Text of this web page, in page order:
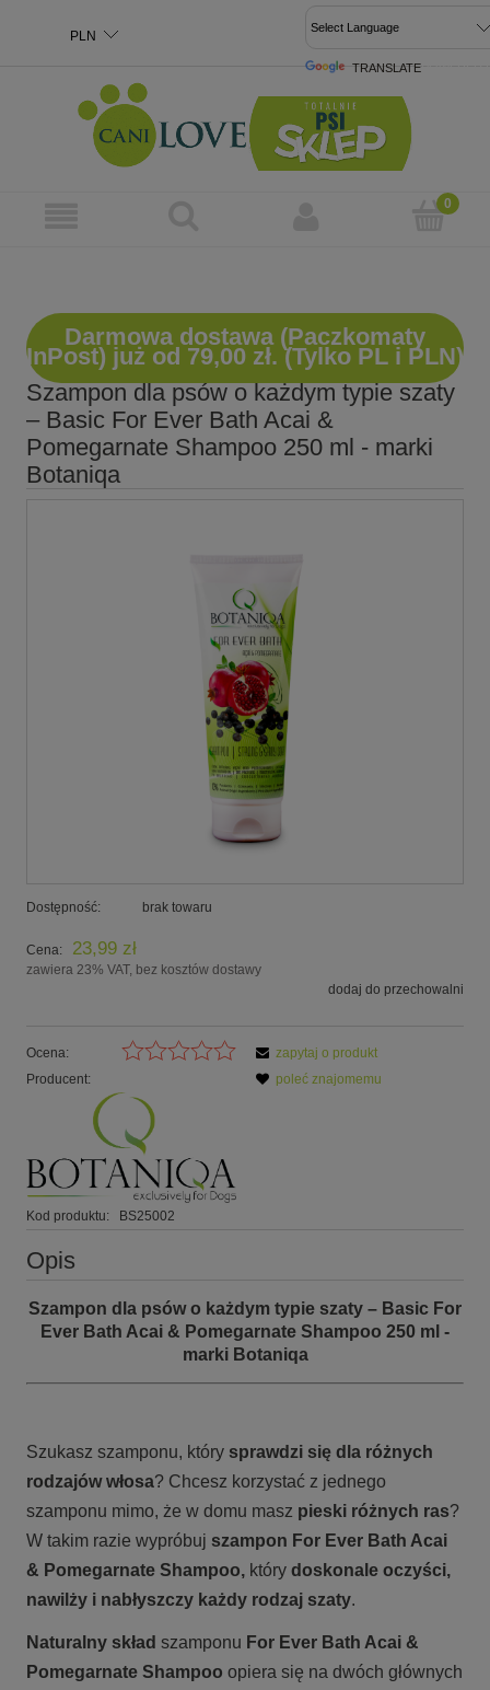
TRANSLATE
Darmowa dostawa (Paczkomaty
InPost) już od 79,00 zł. (Tylko PL i PLN)
Szampon dla psów o każdym typie szaty
– Basic For Ever Bath Acai &
Pomegarnate Shampoo 250 ml - marki
Botaniqa
Dostępność: brak towaru
Cena: 23,99 zł
zawiera 23% VAT, bez kosztów dostawy
dodaj do przechowalni
Ocena:
Producent:
Kod produktu: BS25002
zapytaj o produkt
poleć znajomemu
Opis
Szampon dla psów o każdym typie szaty – Basic For
Ever Bath Acai & Pomegarnate Shampoo 250 ml -
marki Botaniqa
Szukasz szamponu, który sprawdzi się dla różnych
rodzajów włosa? Chcesz korzystać z jednego
szamponu mimo, że w domu masz pieski różnych ras?
W takim razie wypróbuj szampon For Ever Bath Acai
& Pomegarnate Shampoo, który doskonale oczyści,
nawilży i nabłyszczy każdy rodzaj szaty.
Naturalny skład szamponu For Ever Bath Acai &
Pomegarnate Shampoo opiera się na dwóch głównych